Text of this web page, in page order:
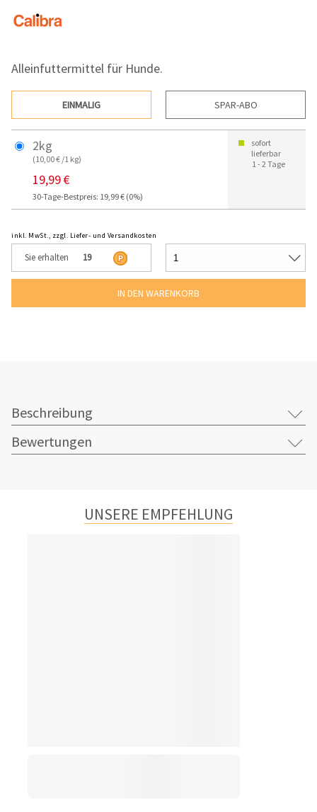
Alleinfuttermittel für Hunde.
EINMALIG SPAR-ABO
2kg
(10,00 € /1 kg)
19,99 €
30-Tage-Bestpreis: 19,99 € (0%)
sofort
lieferbar
1 - 2 Tage
inkl. MwSt., zzgl. Liefer- und Versandkosten
Sie erhalten 19
Beschreibung
Bewertungen
UNSERE EMPFEHLUNG